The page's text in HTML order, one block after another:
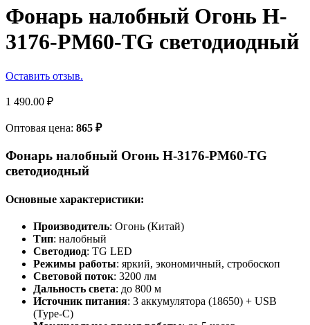
Фонарь налобный Огонь H-
3176-PM60-TG светодиодный
Оставить отзыв.
1 490.00 ₽
Оптовая цена: 865 ₽
Фонарь налобный Огонь H-3176-PM60-TG
светодиодный
Основные характеристики:
Производитель: Огонь (Китай)
Тип: налобный
Светодиод: TG LED
Режимы работы: яркий, экономичный, стробоскоп
Световой поток: 3200 лм
Дальность света: до 800 м
Источник питания: 3 аккумулятора (18650) + USB
(Type-C)